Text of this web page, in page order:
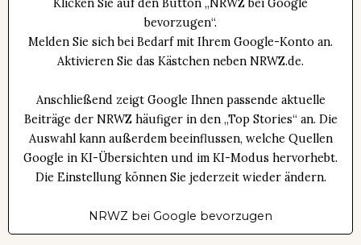
Klicken Sie auf den Button „NRWZ bei Google
bevorzugen“.
Melden Sie sich bei Bedarf mit Ihrem Google-Konto an.
Aktivieren Sie das Kästchen neben NRWZ.de.
Anschließend zeigt Google Ihnen passende aktuelle
Beiträge der NRWZ häufiger in den „Top Stories“ an. Die
Auswahl kann außerdem beeinflussen, welche Quellen
Google in KI-Übersichten und im KI-Modus hervorhebt.
Die Einstellung können Sie jederzeit wieder ändern.
NRWZ bei Google bevorzugen